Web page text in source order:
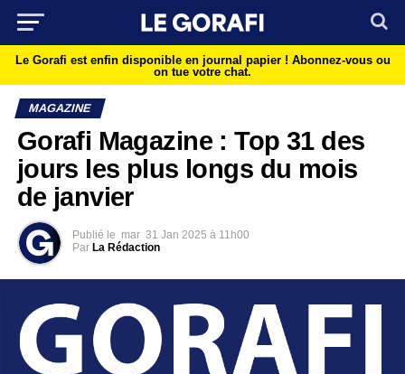
Le Gorafi est enfin disponible en journal papier ! Abonnez-vous ou
on tue votre chat.
MAGAZINE
Gorafi Magazine : Top 31 des
jours les plus longs du mois
de janvier
Publié le mar 31 Jan 2025 à 11h00
Par La Rédaction